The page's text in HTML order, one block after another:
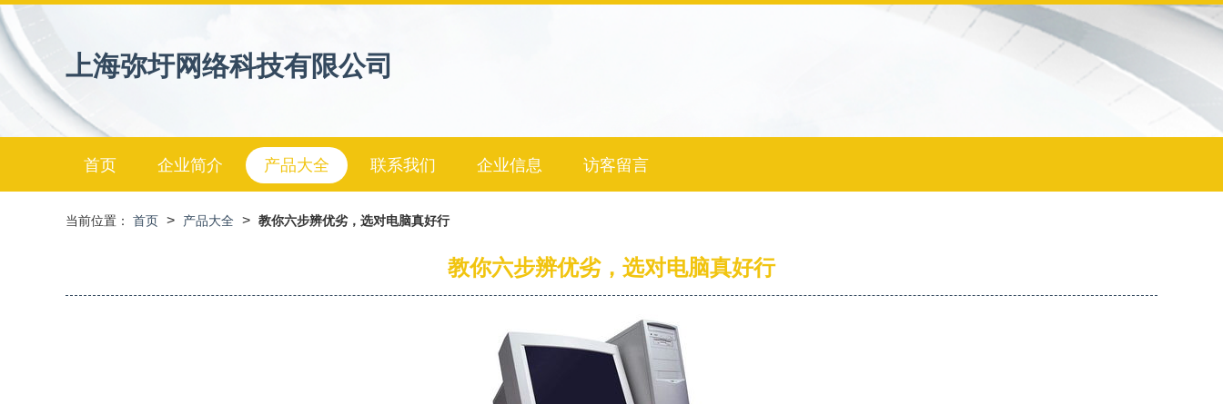
上海弥圩网络科技有限公司
首页 企业简介 产品大全 联系我们 企业信息 访客留言
当前位置： 首页 > 产品大全 > 教你六步辨优劣，选对电脑真好行
教你六步辨优劣，选对电脑真好行